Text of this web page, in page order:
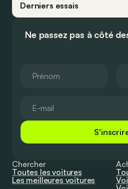
Derniers essais
Ne passez pas à côté
Chercher
Toutes les voitures
Les meilleures voitures